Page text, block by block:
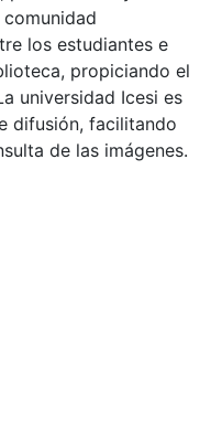
los estudiantes e
propiciando el
universidad Icesi es
difusión, facilitando
de las imágenes.